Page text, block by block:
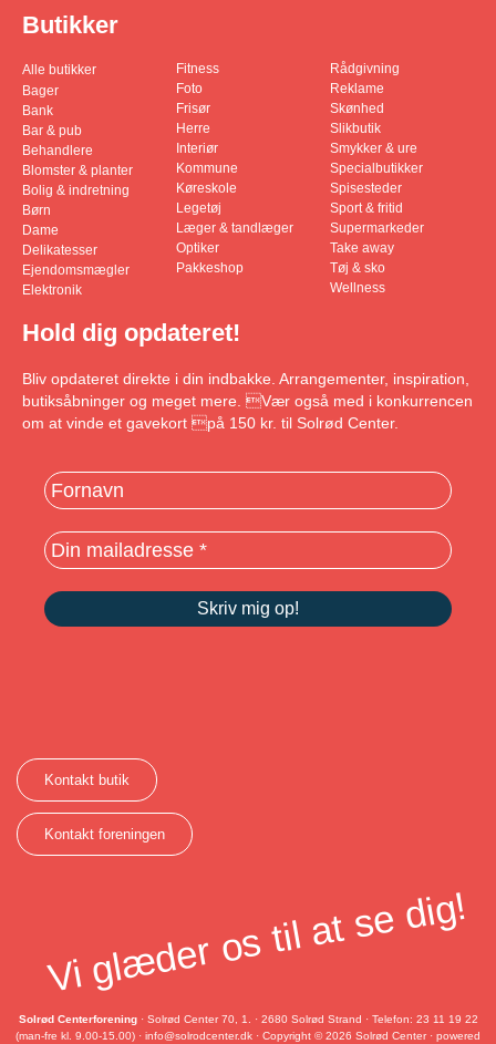
Butikker
Alle butikker
Bager
Bank
Bar & pub
Behandlere
Blomster & planter
Bolig & indretning
Børn
Dame
Delikatesser
Ejendomsmægler
Elektronik
Fitness
Foto
Frisør
Herre
Interiør
Kommune
Køreskole
Legetøj
Læger & tandlæger
Optiker
Pakkeshop
Rådgivning
Reklame
Skønhed
Slikbutik
Smykker & ure
Specialbutikker
Spisesteder
Sport & fritid
Supermarkeder
Take away
Tøj & sko
Wellness
Hold dig opdateret!
Bliv opdateret direkte i din indbakke. Arrangementer, inspiration,
butiksåbninger og meget mere. Vær også med i konkurrencen
om at vinde et gavekort på 150 kr. til Solrød Center.
Kontakt butik
Kontakt foreningen
Vi glæder os til at se dig!
Solrød Centerforening· Solrød Center 70, 1. · 2680 Solrød Strand · Telefon: 23 11 19 22
(man-fre kl. 9.00-15.00) · info@solrodcenter.dk · Copyright © 2026 Solrød Center · powered